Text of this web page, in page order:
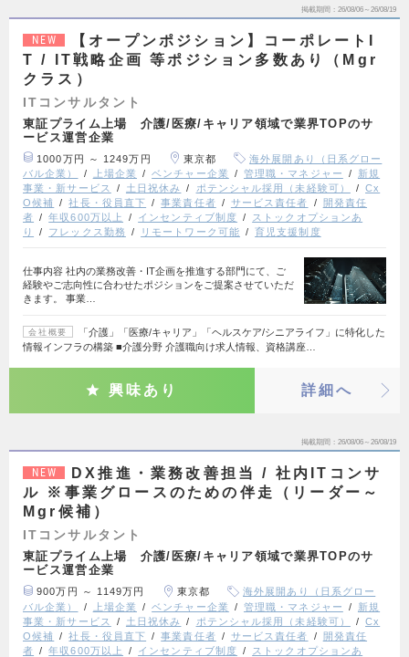
掲載期間 26/08/06～26/08/19
NEW
【オープンポジション】コーポレートI
T / IT戦略企画 等ポジション多数あり（Mgr
クラス）
ITコンサルタント
東証プライム上場 介護/医療/キャリア領域で業界TOPのサ
ービス運営企業
1000万円 ～ 1249万円 東京都
海外展開あり（日系グロー
バル企業）
上場企業 ベンチャー企業 管理職・マネジャー
新規
事業・新サービス
土日祝休み ポテンシャル採用（未経験可）
Cx
O候補
社長・役員直下 事業責任者 サービス責任者
開発責任
者
年収600万以上 インセンティブ制度
ストックオプションあ
り
フレックス勤務 リモートワーク可能 育児支援制度
仕事内容 社内の業務改善・IT企画を推進する部門にて、ご
経験やご志向性に合わせたポジションをご提案させていただ
きます。 事業…
会社概要
「介護」「医療/キャリア」「ヘルスケア/シニアライフ」に特化した
情報インフラの構築 ■介護分野 介護職向け求人情報、資格講座…
興味あり 詳細へ
掲載期間 26/08/06～26/08/19
NEW
DX推進・業務改善担当 / 社内ITコンサ
ル ※事業グロースのための伴走（リーダー～
Mgr候補）
ITコンサルタント
東証プライム上場 介護/医療/キャリア領域で業界TOPのサ
ービス運営企業
900万円 ～ 1149万円 東京都
海外展開あり（日系グロー
バル企業）
上場企業 ベンチャー企業 管理職・マネジャー
新規
事業・新サービス
土日祝休み ポテンシャル採用（未経験可）
Cx
O候補
社長・役員直下 事業責任者 サービス責任者
開発責任
者
年収600万以上 インセンティブ制度
ストックオプションあ